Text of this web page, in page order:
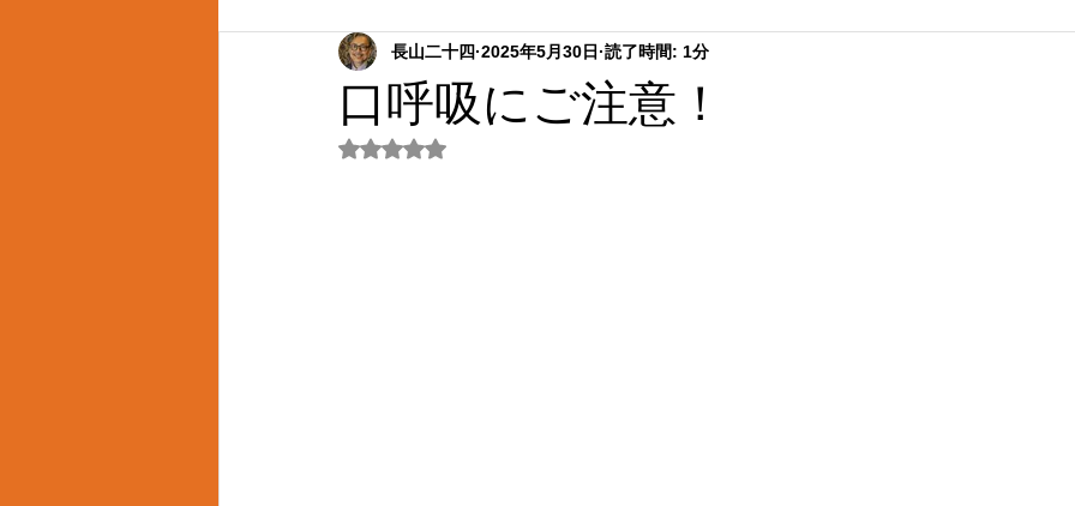
口呼吸にご注意！
長山二十四 2025年5月30日 読了時間: 1分
5つ星のうちNaNと評価されています。